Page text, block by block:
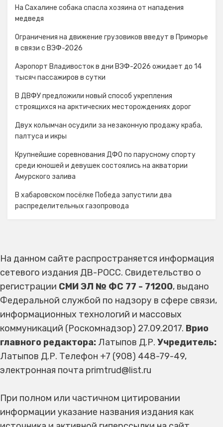
На Сахалине собака спасла хозяина от нападения
медведя
Ограничения на движение грузовиков введут в Приморье
в связи с ВЭФ-2026
Аэропорт Владивосток в дни ВЭФ-2026 ожидает до 14
тысяч пассажиров в сутки
В ДВФУ предложили новый способ укрепления
строящихся на арктических месторождениях дорог
Двух колымчан осудили за незаконную продажу краба,
палтуса и икры
Крупнейшие соревнования ДФО по парусному спорту
среди юношей и девушек состоялись на акватории
Амурского залива
В хабаровском посёлке Победа запустили два
распределительных газопровода
На данном сайте распространяется информация
сетевого издания ДВ-РОСС. Свидетельство о
регистрации СМИ ЭЛ № ФС 77 - 71200, выдано
Федеральной службой по надзору в сфере связи,
информационных технологий и массовых
коммуникаций (Роскомнадзор) 27.09.2017. Врио
главного редактора: Латыпов Д.Р. Учредитель:
Латыпов Д.Р. Телефон +7 (908) 448-79-49,
электронная почта primtrud@list.ru
При полном или частичном цитировании
информации указание названия издания как